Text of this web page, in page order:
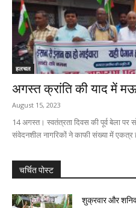
हलचल
अगस्त क्रांति की याद में
August 15, 2023
14 अगस्त। स्वतंत्रता दिवस की पूर्व बेला
संवेदनशील नागरिकों ने काफी संख्या में एकत्र
चर्चित पोस्ट
शुक्रवार और